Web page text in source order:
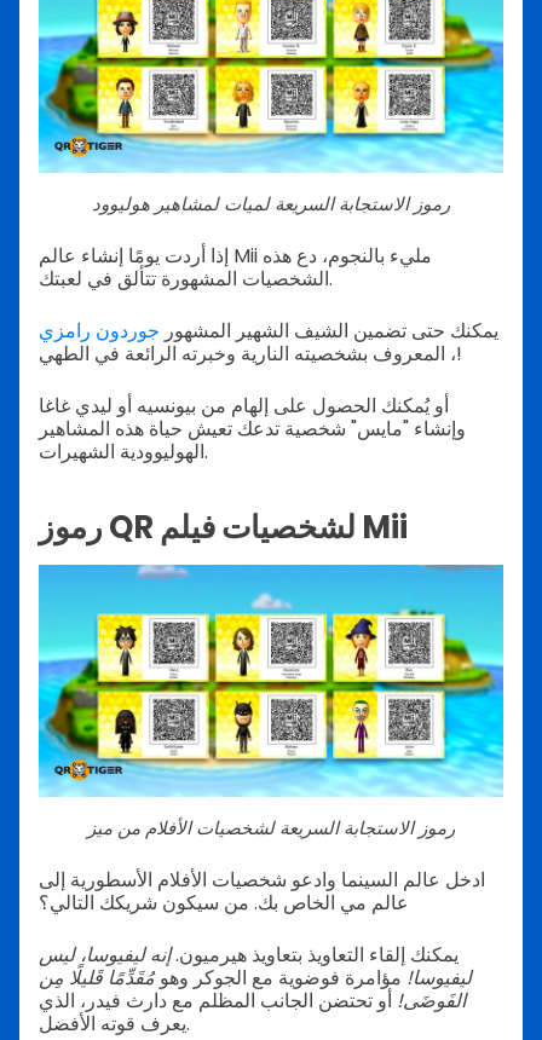
رموز الاستجابة السريعة لميات لمشاهير هوليوود
إذا أردت يومًا إنشاء عالم Mii مليء بالنجوم، دع هذه
الشخصيات المشهورة تتألق في لعبتك.
يمكنك حتى تضمين الشيف الشهير المشهور جوردون رامزي
، المعروف بشخصيته النارية وخبرته الرائعة في الطهي!
أو يُمكنك الحصول على إلهام من بيونسيه أو ليدي غاغا
وإنشاء "مايس" شخصية تدعك تعيش حياة هذه المشاهير
الهوليوودية الشهيرات.
رموز QR لشخصيات فيلم Mii
رموز الاستجابة السريعة لشخصيات الأفلام من ميز
ادخل عالم السينما وادعو شخصيات الأفلام الأسطورية إلى
عالم مي الخاص بك. من سيكون شريكك التالي؟
يمكنك إلقاء التعاويذ بتعاويذ هيرميون.إنه ليفيوسا، ليس
ليفيوسا! مؤامرة فوضوية مع الجوكر وهومُقَدِّمًا قَليلًا مِن
الفَوضَى! أو تحتضن الجانب المظلم مع دارث فيدر، الذي
يعرف قوته الأفضل.